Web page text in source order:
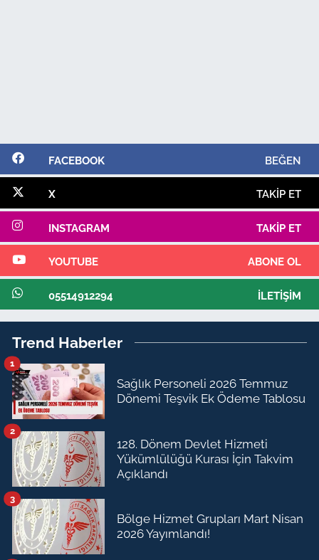
FACEBOOK BEĞEN
X TAKIP ET
INSTAGRAM TAKIP ET
YOUTUBE ABONE OL
05514912294 İLETIŞIM
Trend Haberler
Sağlık Personeli 2026 Temmuz
Dönemi Teşvik Ek Ödeme Tablosu
1
128. Dönem Devlet Hizmeti
Yükümlülüğü Kurası İçin Takvim
Açıklandı
2
Bölge Hizmet Grupları Mart Nisan
2026 Yayımlandı!
3